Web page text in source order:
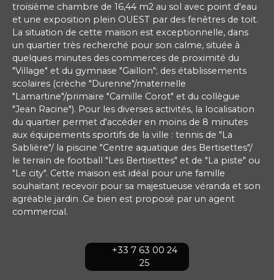
troisième chambre de 16,44 m2 au sol avec point d'eau
et une exposition plein OUEST par des fenêtres de toit.
La situation de cette maison est exceptionnelle, dans
un quartier très recherché pour son calme, située à
quelques minutes des commerces de proximité du
"Village" et du gymnase "Gaillon"; des établissements
scolaires (crèche "Durenne"/maternelle
"Lamartine"/primaire "Camille Corot" et du collègue
"Jean Racine"). Pour les diverses activités, la localisation
du quartier permet d'accéder en moins de 8 minutes
aux équipements sportifs de la ville : tennis de "La
Sablière"/ la piscine "Centre aquatique des Bertisettes"/
le terrain de football "Les Bertisettes" et de "La piste" ou
"Le city". Cette maison est idéal pour une famille
souhaitant recevoir pour sa majestueuse véranda et son
agréable jardin .Ce bien est proposé par un agent
commercial.
+33 7 63 00 24
25